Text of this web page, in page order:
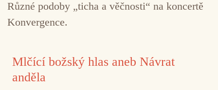
Různé podoby „ticha a věčnosti“ na koncertě
Konvergence.
Mlčící božský hlas aneb Návrat
anděla